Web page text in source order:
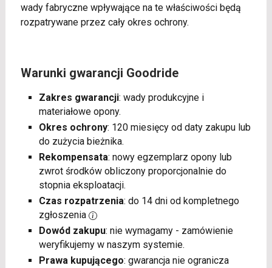
wady fabryczne wpływające na te właściwości będą
rozpatrywane przez cały okres ochrony.
Warunki gwarancji Goodride
Zakres gwarancji: wady produkcyjne i
materiałowe opony.
Okres ochrony: 120 miesięcy od daty zakupu lub
do zużycia bieżnika.
Rekompensata: nowy egzemplarz opony lub
zwrot środków obliczony proporcjonalnie do
stopnia eksploatacji.
Czas rozpatrzenia: do 14 dni od kompletnego
zgłoszenia
Dowód zakupu: nie wymagamy - zamówienie
weryfikujemy w naszym systemie.
Prawa kupującego: gwarancja nie ogranicza